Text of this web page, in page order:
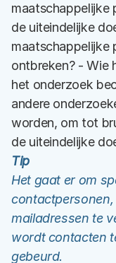
maatschappelijke
de uiteindelijke
maatschappelijke
ontbreken? - Wie
het onderzoek
andere
worden, om tot
de uiteindelijke
Tip
Het gaat er om
mailadressen te
wordt contacten
gebeurd.